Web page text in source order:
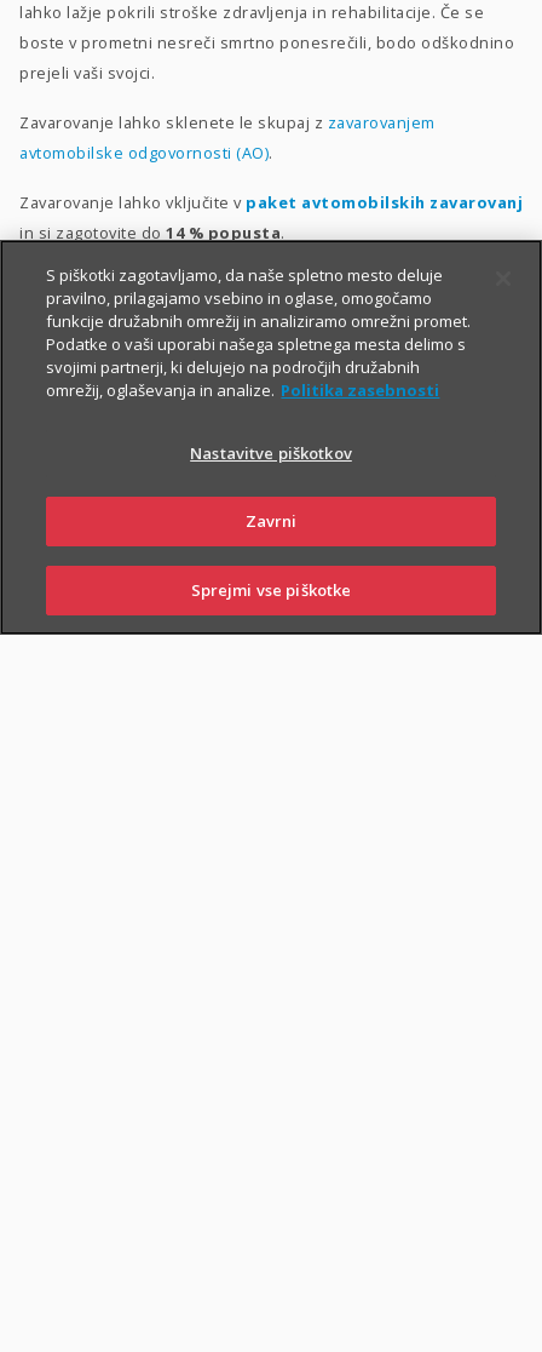
POSLOVALNICE
lahko lažje pokrili stroške zdravljenja in rehabilitacije. Če se
boste v prometni nesreči smrtno ponesrečili, bodo odškodnino
prejeli vaši svojci.
Zavarovanje lahko sklenete le skupaj z zavarovanjem
avtomobilske odgovornosti (AO).
Zavarovanje lahko vključite v paket avtomobilskih zavarovanj
in si zagotovite do 14 % popusta.
SKLENI ONLINE PIŠI NAM
NAROČI ZASTOPNIKA OBIŠČI POSLOVALNICO
S piškotki zagotavljamo, da naše spletno mesto deluje
pravilno, prilagajamo vsebino in oglase, omogočamo
funkcije družabnih omrežij in analiziramo omrežni promet.
Podatke o vaši uporabi našega spletnega mesta delimo s
svojimi partnerji, ki delujejo na področjih družabnih
omrežij, oglaševanja in analize. Politika zasebnosti
Nastavitve piškotkov
Zavrni
Sprejmi vse piškotke